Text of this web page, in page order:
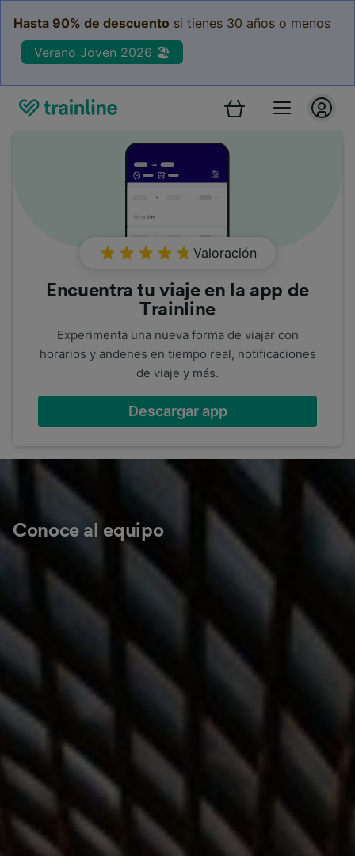
Hasta 90% de descuento si tienes 30 años o menos
Verano Joven 2026 🏖️
Valoración
Encuentra tu viaje en la app de
Trainline
Experimenta una nueva forma de viajar con
horarios y andenes en tiempo real, notificaciones
de viaje y más.
Descargar app
Conoce al equipo